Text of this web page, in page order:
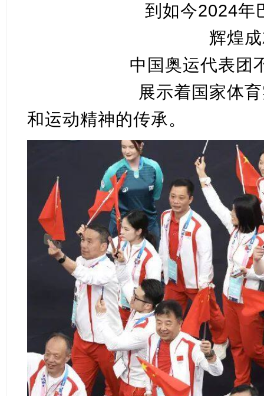
到如今2024年
辉煌
中国奥运代表团
展示着国家体
和运动精神的传承。